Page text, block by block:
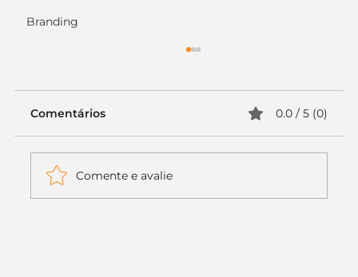
Branding
Comentários 0.0 / 5 (0)
Comente e avalie